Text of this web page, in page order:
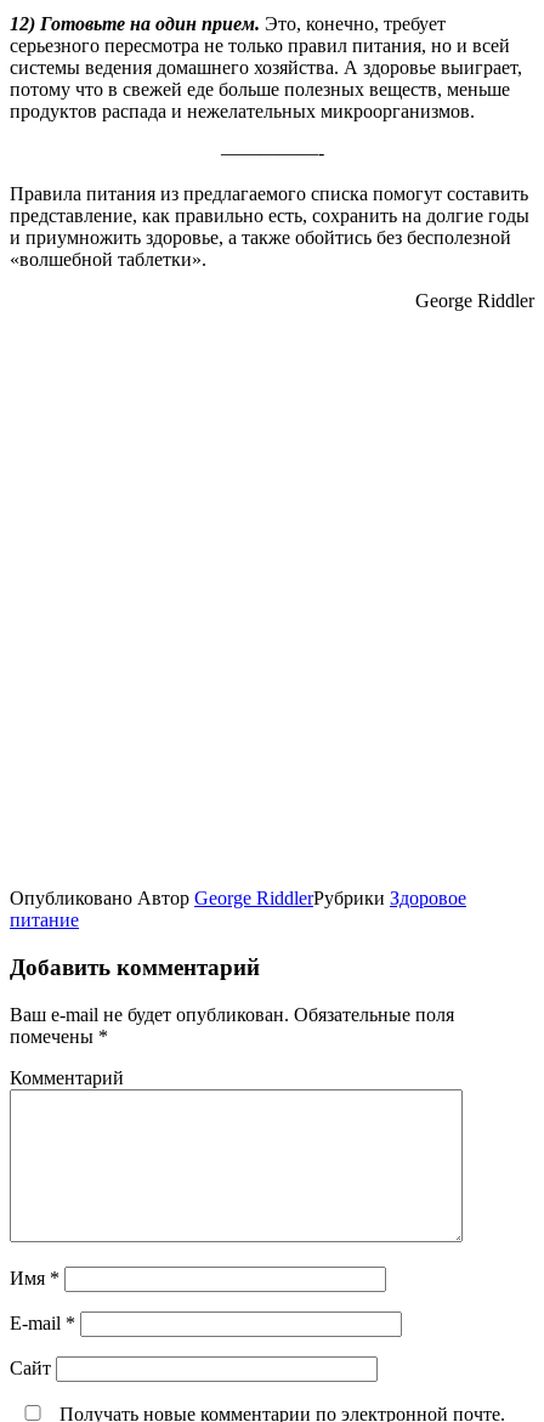
12) Готовьте на один прием. Это, конечно, требует
серьезного пересмотра не только правил питания, но и всей
системы ведения домашнего хозяйства. А здоровье выиграет,
потому что в свежей еде больше полезных веществ, меньше
продуктов распада и нежелательных микроорганизмов.
—————-
Правила питания из предлагаемого списка помогут составить
представление, как правильно есть, сохранить на долгие годы
и приумножить здоровье, а также обойтись без бесполезной
«волшебной таблетки».
George Riddler
Опубликовано Автор George RiddlerРубрики Здоровое
питание
Добавить комментарий
Ваш e-mail не будет опубликован. Обязательные поля
помечены *
Комментарий
Имя *
E-mail *
Сайт
Получать новые комментарии по электронной почте.